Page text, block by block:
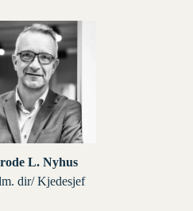
dir/ Kjedesjef